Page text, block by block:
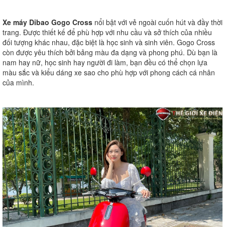
Xe máy Dibao Gogo Cross nổi bật với vẻ ngoài cuốn hút và đầy thời
trang. Được thiết kế để phù hợp với nhu cầu và sở thích của nhiều
đối tượng khác nhau, đặc biệt là học sinh và sinh viên. Gogo Cross
còn được yêu thích bởi bảng màu đa dạng và phong phú. Dù bạn là
nam hay nữ, học sinh hay người đi làm, bạn đều có thể chọn lựa
màu sắc và kiểu dáng xe sao cho phù hợp với phong cách cá nhân
của mình.